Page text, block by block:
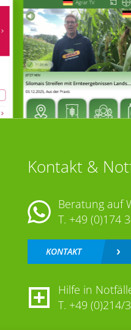
Kontakt &
Beratung auf
T. +49 (0)174
KONTAKT
Hilfe in
T. +49 (0)214/